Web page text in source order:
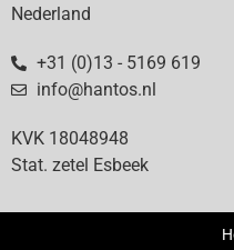
Nederland
+31 (0)13 - 5169 619
info@hantos.nl
KVK 18048948
Stat. zetel Esbeek